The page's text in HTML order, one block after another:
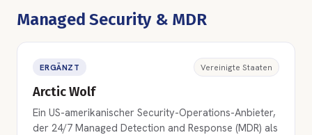
Managed Security & MDR
ERGÄNZT Vereinigte Staaten
Arctic Wolf
Ein US-amerikanischer Security-Operations-Anbieter,
der 24/7 Managed Detection and Response (MDR) als